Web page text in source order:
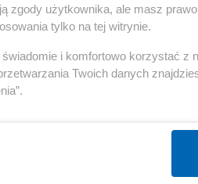
Port Komunikacyjny
zgody użytkownika, ale masz
tylko na tej witrynie.
i komfortowo korzystać z
Twoich danych